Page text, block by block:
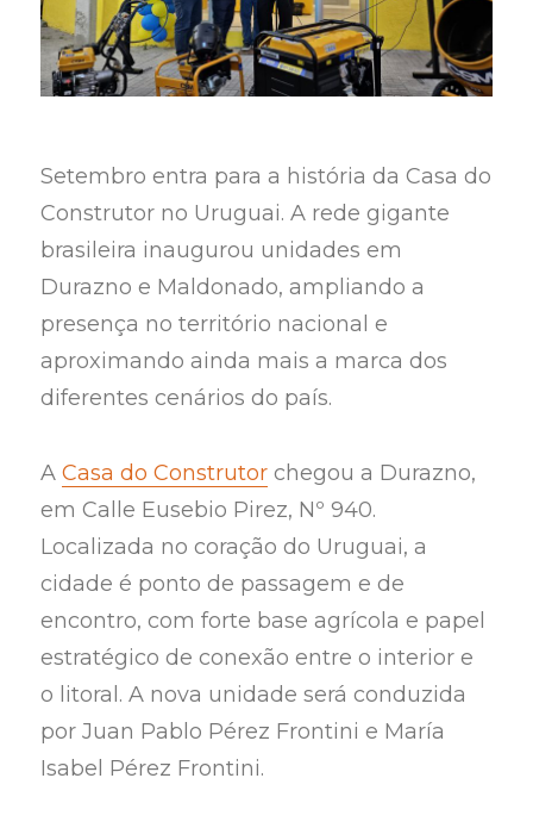
Setembro entra para a história da Casa do
Construtor no Uruguai. A rede gigante
brasileira inaugurou unidades em
Durazno e Maldonado, ampliando a
presença no território nacional e
aproximando ainda mais a marca dos
diferentes cenários do país.
ACasa do Construtor chegou a Durazno,
em Calle Eusebio Pirez, Nº 940.
Localizada no coração do Uruguai, a
cidade é ponto de passagem e de
encontro, com forte base agrícola e papel
estratégico de conexão entre o interior e
o litoral. A nova unidade será conduzida
por Juan Pablo Pérez Frontini e María
Isabel Pérez Frontini.